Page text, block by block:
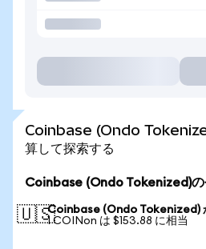
Coinbase (Ondo
算して探索する
Coinbase (Ondo Tokenized)
🇺🇸Coinbase (Ondo Tokenized)
1 COINon は $153.88 に相当